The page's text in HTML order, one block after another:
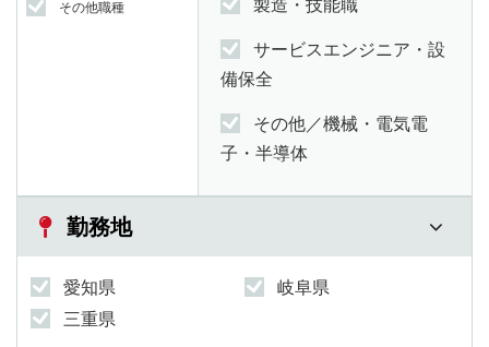
その他職種 製造・技能職
サービスエンジニア・設
備保全
その他／機械・電気電
子・半導体
勤務地
愛知県
岐阜県
三重県